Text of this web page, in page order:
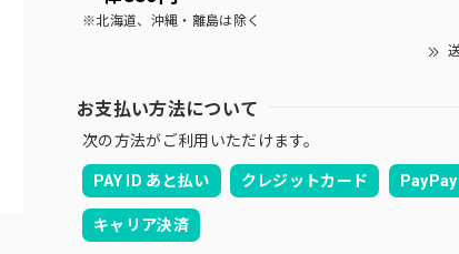
※北海道、沖縄・離島は除く
お支払い方法について
次の方法がご利用いただけます。
PAY ID あと払い クレジットカード PayPay
キャリア決済